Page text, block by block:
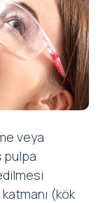
veya
pulpa
(kök